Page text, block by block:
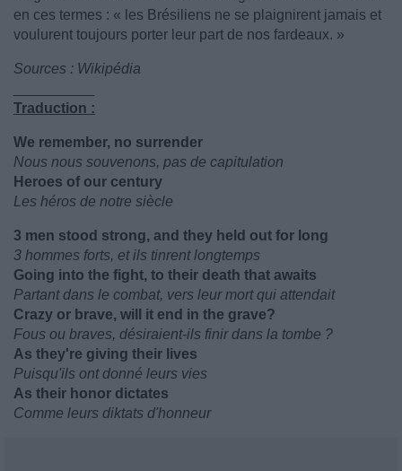
en ces termes : « les Brésiliens ne se plaignirent jamais et
voulurent toujours porter leur part de nos fardeaux. »
Sources : Wikipédia
Traduction :
We remember, no surrender
Nous nous souvenons, pas de capitulation
Heroes of our century
Les héros de notre siècle
3 men stood strong, and they held out for long
3 hommes forts, et ils tinrent longtemps
Going into the fight, to their death that awaits
Partant dans le combat, vers leur mort qui attendait
Crazy or brave, will it end in the grave?
Fous ou braves, désiraient-ils finir dans la tombe ?
As they're giving their lives
Puisqu'ils ont donné leurs vies
As their honor dictates
Comme leurs diktats d'honneur